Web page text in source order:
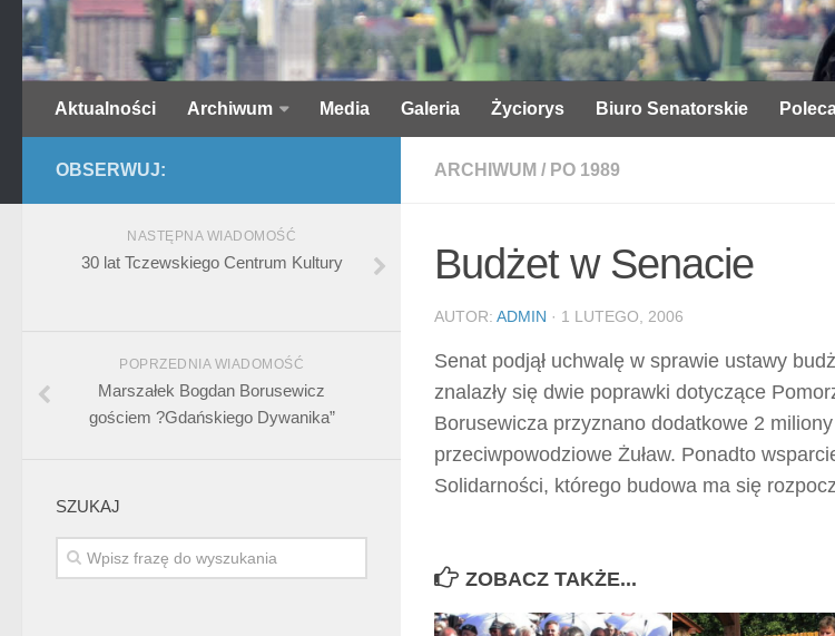
Aktualności Archiwum Media Galeria Życiorys Biuro Senatorskie
ARCHIWUM / PO 1989
Budżet w Senacie
AUTOR: ADMIN · 1 LUTEGO, 2006
Senat podjął uchwalę w sprawie ustawy
znalazły się dwie poprawki dotyczące
Borusewicza przyznano dodatkowe 2
przeciwpowodziowe Żuław. Ponadto
Solidarności, którego budowa ma się
ZOBACZ TAKŻE...
OBSERWUJ:
NASTĘPNA WIADOMOŚĆ
30 lat Tczewskiego Centrum Kultury
POPRZEDNIA WIADOMOŚĆ
Marszałek Bogdan Borusewicz
gościem ?Gdańskiego Dywanika”
SZUKAJ